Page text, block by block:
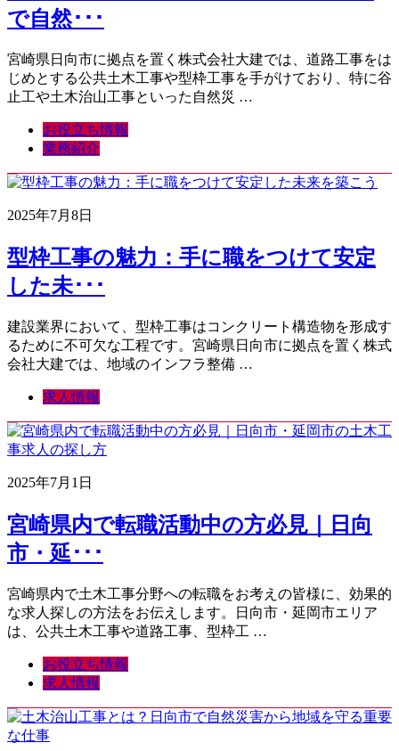
で自然･･･
宮崎県日向市に拠点を置く株式会社大建では、道路工事をは
じめとする公共土木工事や型枠工事を手がけており、特に谷
止工や土木治山工事といった自然災 …
お役立ち情報
業務紹介
2025年7月8日
型枠工事の魅力：手に職をつけて安定
した未･･･
建設業界において、型枠工事はコンクリート構造物を形成す
るために不可欠な工程です。宮崎県日向市に拠点を置く株式
会社大建では、地域のインフラ整備 …
求人情報
2025年7月1日
宮崎県内で転職活動中の方必見｜日向
市・延･･･
宮崎県内で土木工事分野への転職をお考えの皆様に、効果的
な求人探しの方法をお伝えします。日向市・延岡市エリア
は、公共土木工事や道路工事、型枠工 …
お役立ち情報
求人情報